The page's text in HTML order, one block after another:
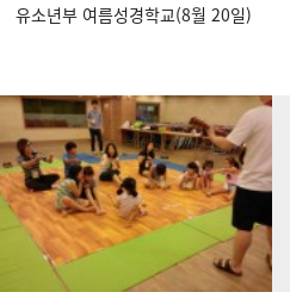
유소년부 여름성경학교(8월 20일)